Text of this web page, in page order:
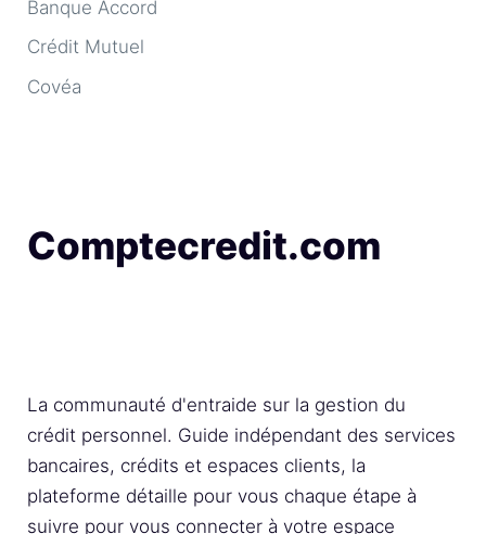
Banque Accord
Crédit Mutuel
Covéa
Comptecredit.com
La communauté d'entraide sur la gestion du
crédit personnel. Guide indépendant des services
bancaires, crédits et espaces clients, la
plateforme détaille pour vous chaque étape à
suivre pour vous connecter à votre espace